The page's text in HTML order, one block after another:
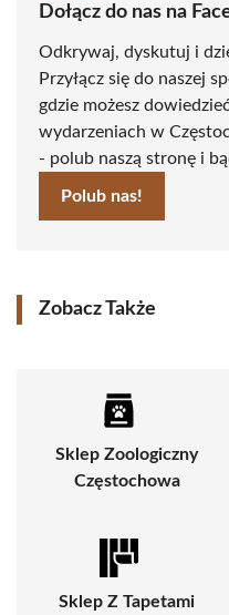
Dołącz do nas na
Odkrywaj, dyskutuj i
Przyłącz się do naszej
gdzie możesz
wydarzeniach w
- polub naszą stronę i
Polub nas!
Zobacz Także
Sklep Zoologiczny
Częstochowa
Sklep Z Tapetami